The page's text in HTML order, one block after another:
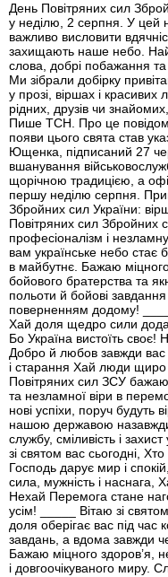
День Повітряних сил
у неділю, 2 серпня. У цей
важливо висловити
захищають наше небо.
слова, добрі побажання
Ми зібрали добірку
у прозі, віршах і красивих
рідних, друзів чи
Пише ТСН. Про це
появи цього свята став
Ющенка, підписаний 27
вшанування
щорічною традицією, а
першу неділю серпня.
Збройних сил України:
Повітряних сил Збройних
професіоналізм і
вам українське небо стає
в майбутнє. Бажаю
бойового братерства та
польоти й бойові
поверненням додому!
Хай доля щедро сили
Бо Україна вистоїть своє!
Добро й любов завжди вас
і старання Хай люди
Повітряних сил ЗСУ
та незламної віри в
нові успіхи, поруч будуть
нашою державою
службу, сміливість і
зі святом вас сьогодні,
Господь дарує мир і
сила, мужність і наснага,
Нехай Перемога стане
усім! _____ Вітаю зі
доля оберігає вас під
завдань, а вдома завжди
Бажаю міцного здоров’я,
і довгоочікуваного миру.